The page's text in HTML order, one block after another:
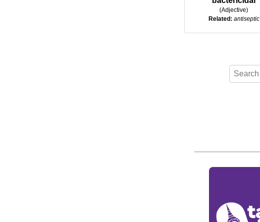
(Adjective)
Related: antiseptic